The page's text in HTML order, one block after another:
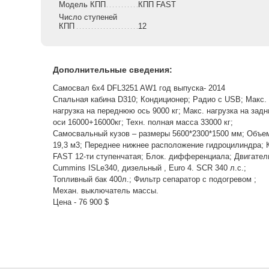
Модель КПП
КПП FAST
Число ступеней
КПП
12
Дополнительные сведения:
Самосвал 6x4 DFL3251 AW1 год выпуска- 2014
Спальная кабина D310; Кондиционер; Радио с USB; Макс.
нагрузка на переднюю ось 9000 кг; Макс. нагрузка на
оси 16000+16000кг; Техн. полная масса 33000 кг;
Самосвальный кузов – размеры 5600*2300*1500 мм;
19,3 м3; Переднее нижнее расположение гидроцилиндра;
FAST 12-ти ступенчатая; Блок. дифференциала;
Cummins ISLe340, дизельный , Euro 4. SCR 340 л.с.;
Топливный бак 400л.; Фильтр сепаратор с подогревом ;
Механ. выключатель массы.
Цена - 76 900 $